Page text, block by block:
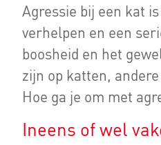
Agressie bij een kat
verhelpen en een
boosheid en het
zijn op katten,
Hoe ga je om met
Ineens of wel